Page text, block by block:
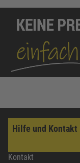
Hilfe und Kontakt
Kontakt